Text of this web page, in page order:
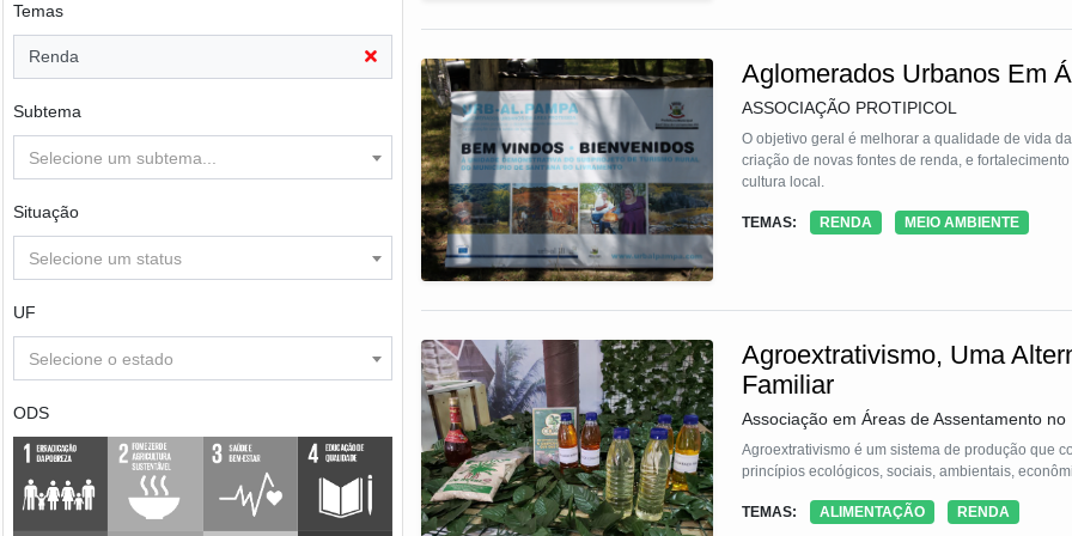
Temas
Renda
Subtema
Selecione um subtema...
Situação
Selecione um status
UF
Selecione o estado
ODS
Enfatizamos a educação como pilar essencial,
Digital, visando não apenas trazer, mas
Aglomerados Urbanos Em
ASSOCIAÇÃO PROTIPICOL
O objetivo geral é melhorar a qualidade de vida
criação de novas fontes de renda, e
cultura local.
TEMAS: RENDA MEIO AMBIENTE
Agroextrativismo, Uma
Familiar
Associação em Áreas de Assentamento
Agroextrativismo é um sistema de produção que
princípios ecológicos, sociais, ambientais,
TEMAS: ALIMENTAÇÃO RENDA